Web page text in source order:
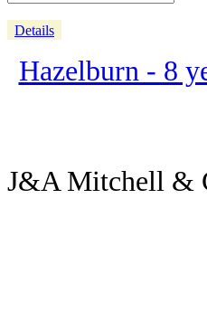
Details
Hazelburn - 8
J&A Mitchell &